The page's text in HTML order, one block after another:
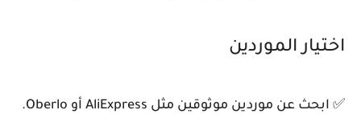
اختيار الموردين
✅ ابحث عن موردين موثوقين مثل AliExpress أو Oberlo.